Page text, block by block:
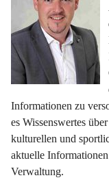
Informationen zu
es Wissenswertes
kulturellen und
aktuelle
Verwaltung.